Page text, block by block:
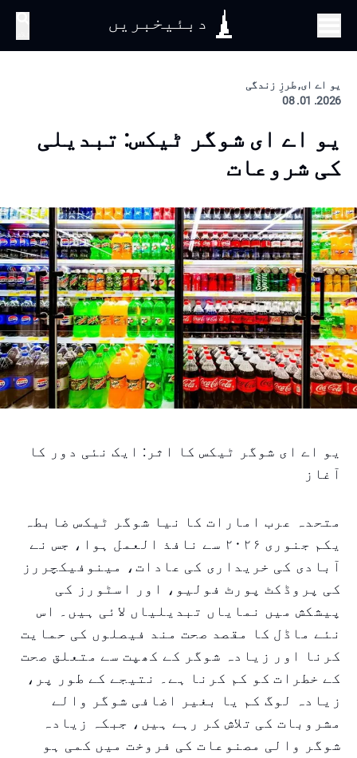
دبئیخبریں
یو اے ای, طرزِ زندگی
2026. 01. 08
یو اے ای شوگر ٹیکس: تبدیلی
کی شروعات
یو اے ای شوگر ٹیکس کا اثر: ایک نئی دور کا
آغاز
متحدہ عرب امارات کا نیا شوگر ٹیکس ضابطہ
یکم جنوری ۲۰۲۶ سے نافذ العمل ہوا، جس نے
آبادی کی خریداری کی عادات، مینوفیکچررز
کی پروڈکٹ پورٹ فولیو، اور اسٹورز کی
پیشکش میں نمایاں تبدیلیاں لائی ہیں۔ اس
نئے ماڈل کا مقصد صحت مند فیصلوں کی حمایت
کرنا اور زیادہ شوگر کے کھپت سے متعلق صحت
کے خطرات کو کم کرنا ہے۔ نتیجے کے طور پر،
زیادہ لوگ کم یا بغیر اضافی شوگر والے
مشروبات کی تلاش کر رہے ہیں، جبکہ زیادہ
شوگر والی مصنوعات کی فروخت میں کمی ہو